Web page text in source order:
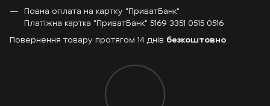
Повна оплата на картку "ПриватБанк"
Платіжна картка "ПриватБанк" 5169 3351 0515 0516
Повернення товару протягом 14 днів безкоштовно